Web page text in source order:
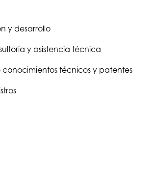
y desarrollo
y asistencia técnica
técnicos y patentes